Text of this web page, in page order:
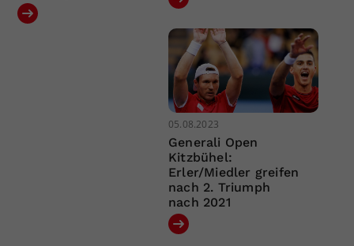
05.08.2023
Generali Open
Kitzbühel:
Erler/Miedler greifen
nach 2. Triumph
nach 2021